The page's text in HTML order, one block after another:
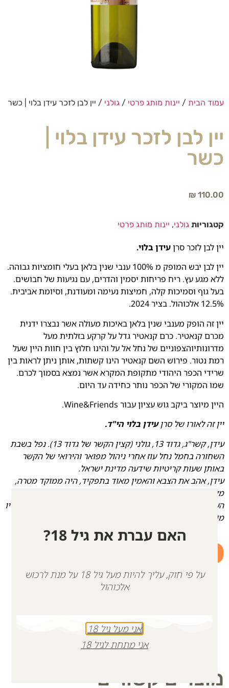
עמוד הבית / יינות מותג פרטי / גולני / יין לבן לזכר עידן בלוי | כשר
יין לבן לזכר עידן בלוי |
כשר
₪ 110.00
קטגוריות גולני, יינות מותג פרטי
יין לבן לזכר סרןעידן בלוי.
יין לבן יבש המופק מ 100% ענבי שנין בלאן בעלי חומציות גבוהה.
ללא מגע עץ. ריח פריחות יסמין והדרים, עם נגיעות של חבושים.
בעל גוף וסמיכות קלה, חמיצות נעימה ומעודנת, וסיומת אביבית.
12.5% אלכוהול. בציר 2024.
יין זה הופק מענבי שנין בלאן באיכות מעולה אשר נבצרו ידנית
מכרם קנאטיר. כרם קנאטיר גדל על קרקע בזלתית מעל
מדרונותיוהצפוניים של נחל אל על והינו חלוץ בין חוות היין שעל
רמת נטור. פירוש השם קנאטיר הינו קשתות, אותן ניתן לראות בין
שרידי הכפר היהודי מתקופת המקרא אשר נמצא בסמוך לכרם.
שמו המקורי של הכפר נותר כחידה עד היום.
היין מיוצר ביקב גוש עציון עבור Wine&Friends.
יין זה לאורו של סרןעידן בלוי הי"ד.
עידן, קשר"ג, גדוד 13, גולני (קצין הקשר של גדוד 13). נפל בשבת
השחורה בחמל נחל עוז אחרי ניהול מפואר והירואי של הקשר
באותן שעות קריטיות שידעה מדינת ישראל.
עידן, אהב את הצבא והאמין מאוד בתפקיד, היה ממוקד מטרה,
מקצועי מאין כמותו, מפקד נערץ שהסתכל על פקודיו בגובה
העיניים וענה ברגישות והקשבה על כל צריכהם. עידן השאיר אחריו
מורשת, מעגלי חברים, בת זוג ומשפחה שאוהבת ומתגעגעת.
מוצרים קשורים
האם עברת את גיל 18?
על פי חוק, עליך להיות מעל גיל 18 על מנת לרכוש
אלכוהול
אני מעל גיל 18
אני מתחת לגיל 18